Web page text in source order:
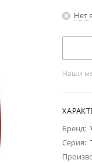
Нет
Наши
Бренд:
Серия: